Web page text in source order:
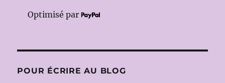
Optimisé par
POUR ÉCRIRE AU BLOG